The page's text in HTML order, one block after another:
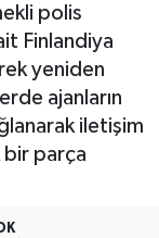
polis
Finlandiya
yeniden
ajanların
iletişim
bir parça